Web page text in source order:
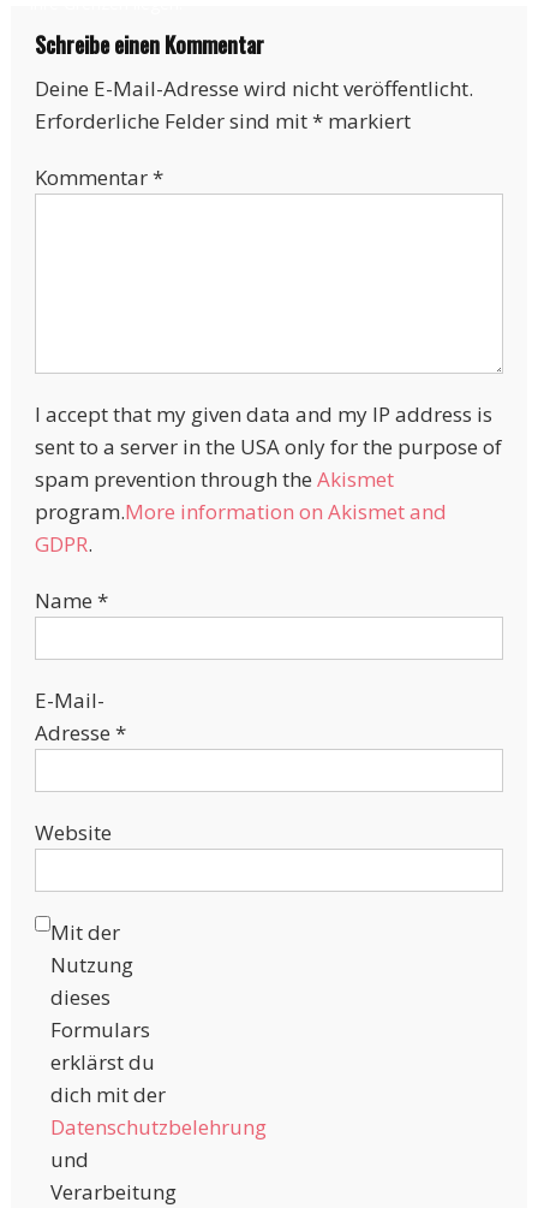
Schreibe einen Kommentar
Deine E-Mail-Adresse wird nicht veröffentlicht.
Erforderliche Felder sind mit*markiert
Kommentar*
I accept that my given data and my IP address is
sent to a server in the USA only for the purpose of
spam prevention through the Akismet
program.More information on Akismet and
GDPR.
Name *
E-Mail-
Adresse *
Website
Mit der
Nutzung
dieses
Formulars
erklärst du
dich mit der
Datenschutzbelehrung
und
Verarbeitung